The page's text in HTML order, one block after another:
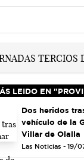
LEIDO EN
Dos heridos
vehículo de la
Villar de Olalla
Las Noticias - 19/